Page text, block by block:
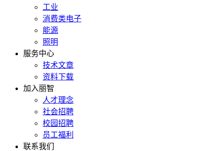
工业
消费类电子
能源
照明
服务中心
技术文章
资料下载
加入丽智
人才理念
社会招聘
校园招聘
员工福利
联系我们